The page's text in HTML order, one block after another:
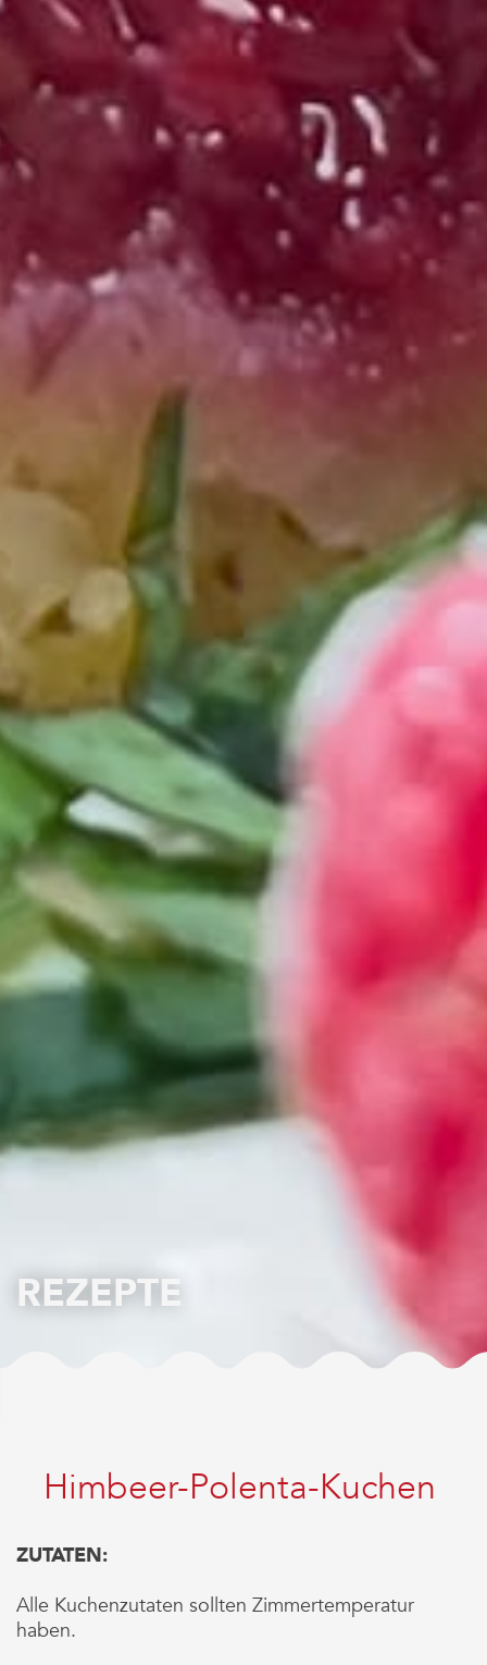
REZEPTE
Himbeer-Polenta-Kuchen
ZUTATEN:
Alle Kuchenzutaten sollten Zimmertemperatur
haben.